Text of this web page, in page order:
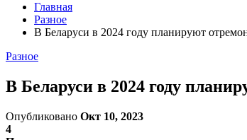
Главная
Разное
В Беларуси в 2024 году планируют
Разное
В Беларуси в 2024 году
Опубликовано Окт 10, 2023
4